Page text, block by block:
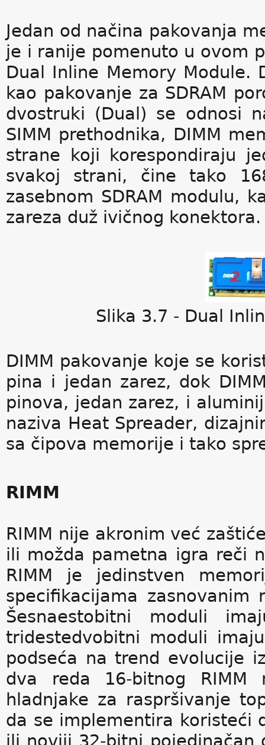
Jedan od načina pakovanja
je i ranije pomenuto u ovom
Dual Inline Memory Module.
kao pakovanje za SDRAM
dvostruki (Dual) se odnosi
SIMM prethodnika, DIMM
strane koji korespondiraju
svakoj strani, čine tako
zasebnom SDRAM modulu,
zareza duž ivičnog konektora.
Slika 3.7 - Dual
DIMM pakovanje koje se
pina i jedan zarez, dok
pinova, jedan zarez, i
naziva Heat Spreader,
sa čipova memorije i tako
RIMM
RIMM nije akronim već
ili možda pametna igra reči
RIMM je jedinstven
specifikacijama
Šesnaestobitni moduli
tridestedvobitni moduli
podseća na trend evolucije
dva reda 16-bitnog RIMM
hladnjake za raspršivanje
da se implementira koristeći
ili noviji 32-bitni pojedinačan